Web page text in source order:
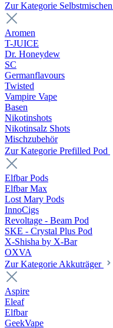
Zur Kategorie Selbstmischen
Aromen
T-JUICE
Dr. Honeydew
SC
Germanflavours
Twisted
Vampire Vape
Basen
Nikotinshots
Nikotinsalz Shots
Mischzubehör
Zur Kategorie Prefilled Pod
Elfbar Pods
Elfbar Max
Lost Mary Pods
InnoCigs
Revoltage - Beam Pod
SKE - Crystal Plus Pod
X-Shisha by X-Bar
OXVA
Zur Kategorie Akkuträger
Aspire
Eleaf
Elfbar
GeekVape